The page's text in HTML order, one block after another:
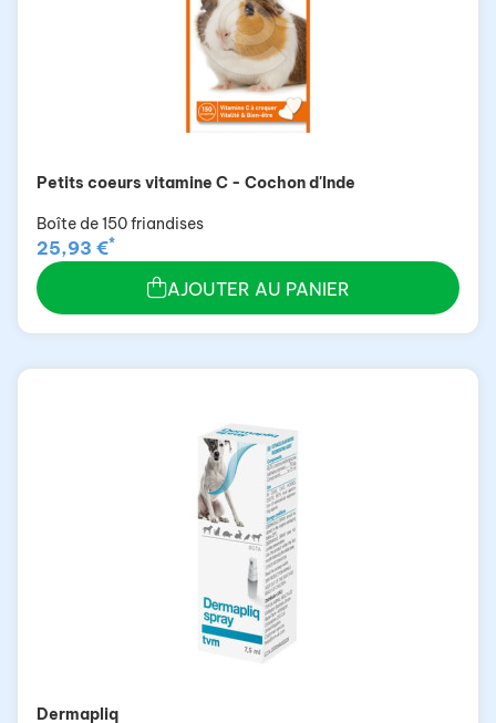
Petits coeurs vitamine C - Cochon d'Inde
Boîte de 150 friandises
25,93 €*
AJOUTER AU PANIER
Dermapliq